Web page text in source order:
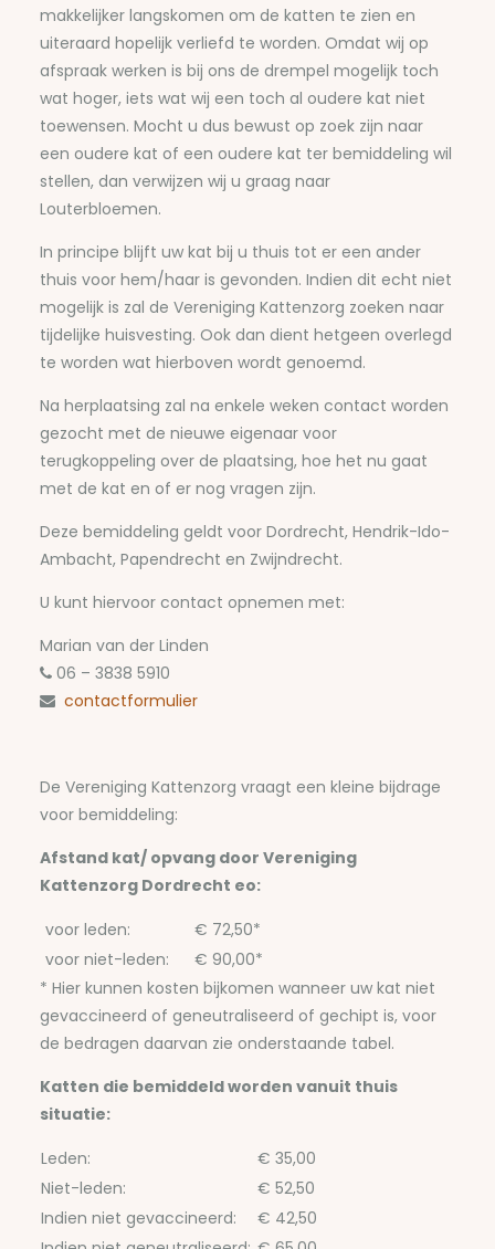
makkelijker langskomen om de katten te zien en
uiteraard hopelijk verliefd te worden. Omdat wij op
afspraak werken is bij ons de drempel mogelijk toch
wat hoger, iets wat wij een toch al oudere kat niet
toewensen. Mocht u dus bewust op zoek zijn naar
een oudere kat of een oudere kat ter bemiddeling wil
stellen, dan verwijzen wij u graag naar
Louterbloemen.
In principe blijft uw kat bij u thuis tot er een ander
thuis voor hem/haar is gevonden. Indien dit echt niet
mogelijk is zal de Vereniging Kattenzorg zoeken naar
tijdelijke huisvesting. Ook dan dient hetgeen overlegd
te worden wat hierboven wordt genoemd.
Na herplaatsing zal na enkele weken contact worden
gezocht met de nieuwe eigenaar voor
terugkoppeling over de plaatsing, hoe het nu gaat
met de kat en of er nog vragen zijn.
Deze bemiddeling geldt voor Dordrecht, Hendrik-Ido-
Ambacht, Papendrecht en Zwijndrecht.
U kunt hiervoor contact opnemen met:
Marian van der Linden
06 – 3838 5910
contactformulier
De Vereniging Kattenzorg vraagt een kleine bijdrage
voor bemiddeling:
Afstand kat/ opvang door Vereniging
Kattenzorg Dordrecht eo:
voor leden:
€ 72,50*
voor niet-leden:
€ 90,00*
* Hier kunnen kosten bijkomen wanneer uw kat niet
gevaccineerd of geneutraliseerd of gechipt is, voor
de bedragen daarvan zie onderstaande tabel.
Katten die bemiddeld worden vanuit thuis
situatie:
Leden:
€ 35,00
Niet-leden:
€ 52,50
Indien niet gevaccineerd:
€ 42,50